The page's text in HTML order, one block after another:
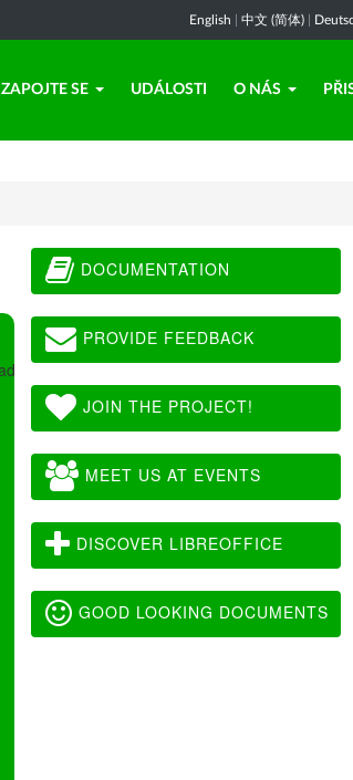
English 中文 (简体)
ZAPOJTE SE UDÁLOSTI O NÁS
DOCUMENTATION
PROVIDE FEEDBACK
JOIN THE PROJECT!
MEET US AT EVENTS
DISCOVER LIBREOFFICE
GOOD LOOKING DOCUMENTS